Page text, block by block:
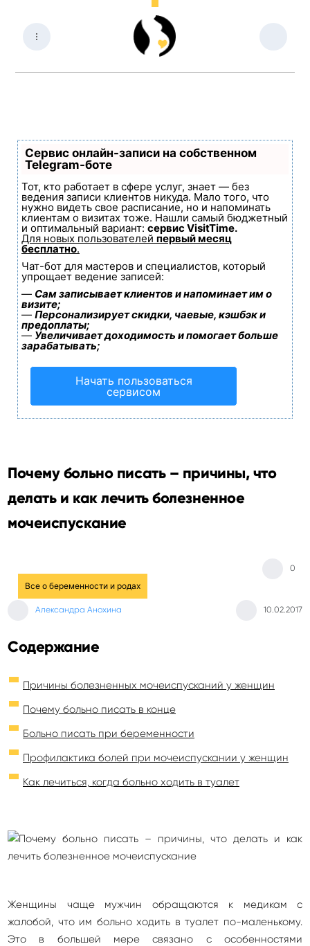
Сервис онлайн-записи на собственном
Telegram-боте
Тот, кто работает в сфере услуг, знает — без
ведения записи клиентов никуда. Мало того, что
нужно видеть свое расписание, но и напоминать
клиентам о визитах тоже. Нашли самый бюджетный
и оптимальный вариант: сервис VisitTime.
Для новых пользователей первый месяц
бесплатно.
Чат-бот для мастеров и специалистов, который
упрощает ведение записей:
— Сам записывает клиентов и напоминает им о
визите;
— Персонализирует скидки, чаевые, кэшбэк и
предоплаты;
— Увеличивает доходимость и помогает больше
зарабатывать;
Начать пользоваться
сервисом
Почему больно писать – причины, что
делать и как лечить болезненное
мочеиспускание
Все о беременности и родах
Александра Анохина 10.02.2017
0
Содержание
Причины болезненных мочеиспусканий у женщин
Почему больно писать в конце
Больно писать при беременности
Профилактика болей при мочеиспускании у женщин
Как лечиться, когда больно ходить в туалет
Женщины чаще мужчин обращаются к медикам с
жалобой, что им больно ходить в туалет по-маленькому.
Это в большей мере связано с особенностями